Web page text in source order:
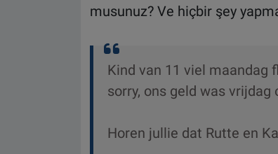
musunuz? Ve hiçbir şey
Kind van 11 viel maandag
sorry, ons geld was
Horen jullie dat Rutte en